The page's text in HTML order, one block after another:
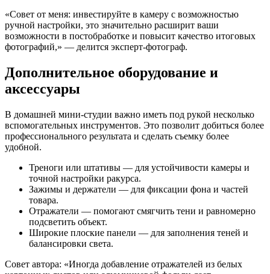
«Совет от меня: инвестируйте в камеру с возможностью
ручной настройки, это значительно расширит ваши
возможности в постобработке и повысит качество итоговых
фотографий,» — делится эксперт-фотограф.
Дополнительное оборудование и
аксессуары
В домашней мини-студии важно иметь под рукой несколько
вспомогательных инструментов. Это позволит добиться более
профессионального результата и сделать съемку более
удобной.
Треноги или штативы — для устойчивости камеры и
точной настройки ракурса.
Зажимы и держатели — для фиксации фона и частей
товара.
Отражатели — помогают смягчить тени и равномерно
подсветить объект.
Широкие плоские панели — для заполнения теней и
балансировки света.
Совет автора: «Иногда добавление отражателей из белых